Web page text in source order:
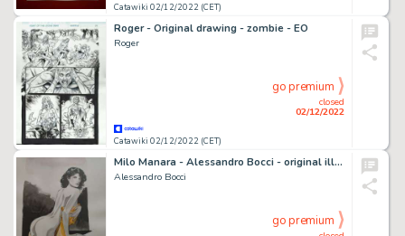
Catawiki 02/12/2022 (CET)
Roger - Original drawing - zombie - EO
Roger
Catawiki 02/12/2022 (CET)
closed
02/12/2022
go premium
Milo Manara - Alessandro Bocci - original illustration "Dedicated to Manara" - Page volante - Exemplaire unique
Alessandro Bocci
go premium